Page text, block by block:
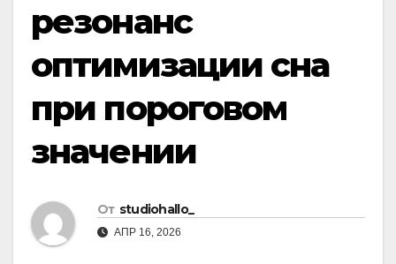
резонанс
оптимизации сна
при пороговом
значении
От studiohallo_
АПР 16, 2026